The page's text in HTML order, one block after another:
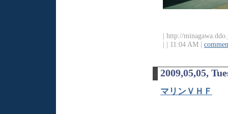
| http://
| | 11:04 AM |
2009,05,05,
マリンＶＨＦ